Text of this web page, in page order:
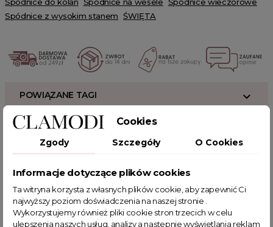
Spódnice do kolan Spódnice na wesele Spódnice wieczorowe
Spódnice z wysokim stanem ŚWIĘTA
POWIĄZANE TAGI
spódnica spódnica ołówkowa
spódnica midi
moda damska
elegancka spódnica
sklep z odzieżą damską
fajne ciuszki
Cookies
Zgody Szczegóły O Cookies
Informacje dotyczące plików cookies
Ta witryna korzysta z własnych plików cookie, aby zapewnić Ci
najwyższy poziom doświadczenia na naszej stronie .
Wykorzystujemy również pliki cookie stron trzecich w celu
ulepszenia naszych usług, analizy a nastepnie wyświetlania reklam